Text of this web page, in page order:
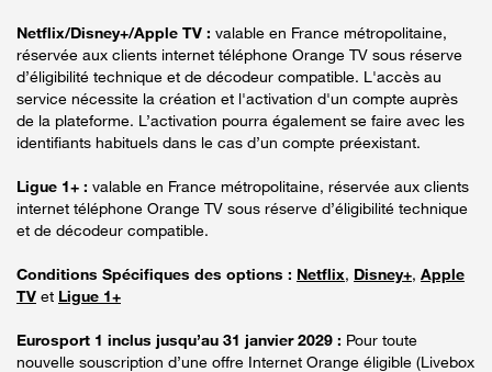
Netflix/Disney+/Apple TV : valable en France métropolitaine,
réservée aux clients internet téléphone Orange TV sous réserve
d’éligibilité technique et de décodeur compatible. L'accès au
service nécessite la création et l'activation d'un compte auprès
de la plateforme. L’activation pourra également se faire avec les
identifiants habituels dans le cas d’un compte préexistant.
Ligue 1+ : valable en France métropolitaine, réservée aux clients
internet téléphone Orange TV sous réserve d’éligibilité technique
et de décodeur compatible.
Conditions Spécifiques des options : Netflix, Disney+, Apple
TV et Ligue 1+
Eurosport 1 inclus jusqu’au 31 janvier 2029 : Pour toute
nouvelle souscription d’une offre Internet Orange éligible (Livebox